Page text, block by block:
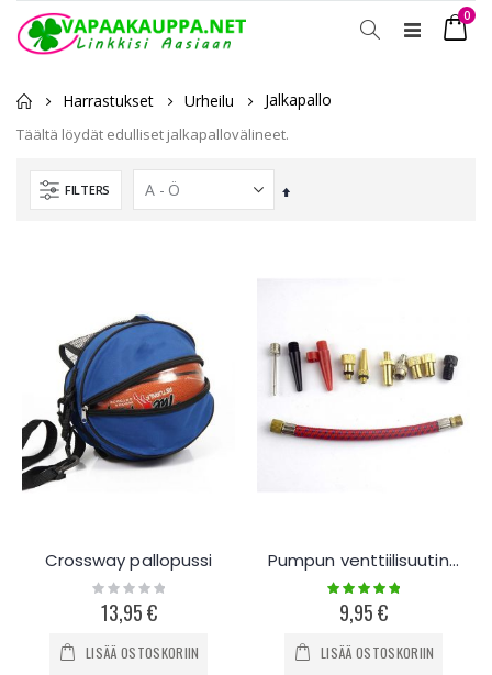
Toggle
0
Harrastukset Urheilu Jalkapallo
Täältä löydät edulliset jalkapallovälineet.
FILTERS
Laskevassa
Crossway pallopussi
Rating:
0%
13,95 €
LISÄÄ OSTOSKORIIN
Pumpun venttiilisuutinsarja 11-os
Rating:
100%
9,95 €
LISÄÄ OSTOSKORIIN